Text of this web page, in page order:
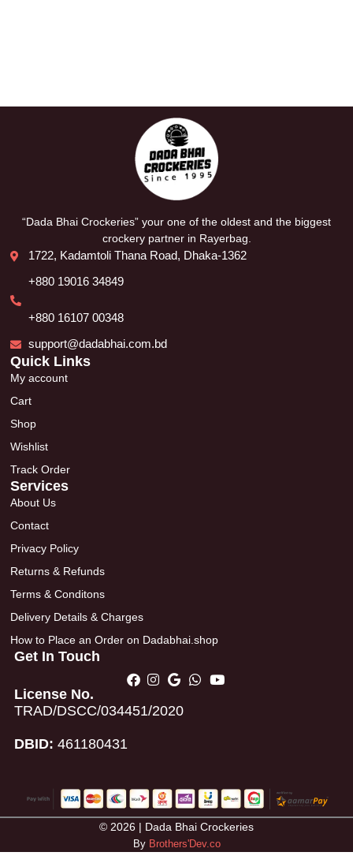
“Dada Bhai Crockeries” your one of the oldest and the biggest
crockery partner in Rayerbag.
1722, Kadamtoli Thana Road, Dhaka-1362
+880 19016 34849
+880 16107 00348
support@dadabhai.com.bd
Quick Links
My account
Cart
Shop
Wishlist
Track Order
Services
About Us
Contact
Privacy Policy
Returns & Refunds
Terms & Conditons
Delivery Details & Charges
How to Place an Order on Dadabhai.shop
Get In Touch
License No.
TRAD/DSCC/034451/2020
DBID: 461180431
© 2026 | Dada Bhai Crockeries
By Brothers'Dev.co